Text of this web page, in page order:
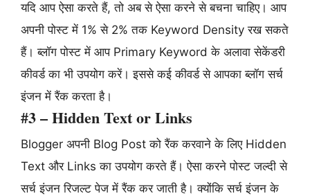
यदि आप ऐसा करते हैं, तो अब से ऐसा करने से बचना चाहिए। आप
अपनी पोस्ट में 1% से 2% तक Keyword Density रख सकते
हैं। ब्लॉग पोस्ट में आप Primary Keyword के अलावा सेकेंडरी
कीवर्ड का भी उपयोग करें। इससे कई कीवर्ड से आपका ब्लॉग सर्च
इंजन में रैंक करता है।
#3 – Hidden Text or Links
Blogger अपनी Blog Post को रैंक करवाने के लिए Hidden
Text और Links का उपयोग करते हैं। ऐसा करने पोस्ट जल्दी से
सर्च इंजन रिजल्ट पेज में रैंक कर जाती है। क्योंकि सर्च इंजन के